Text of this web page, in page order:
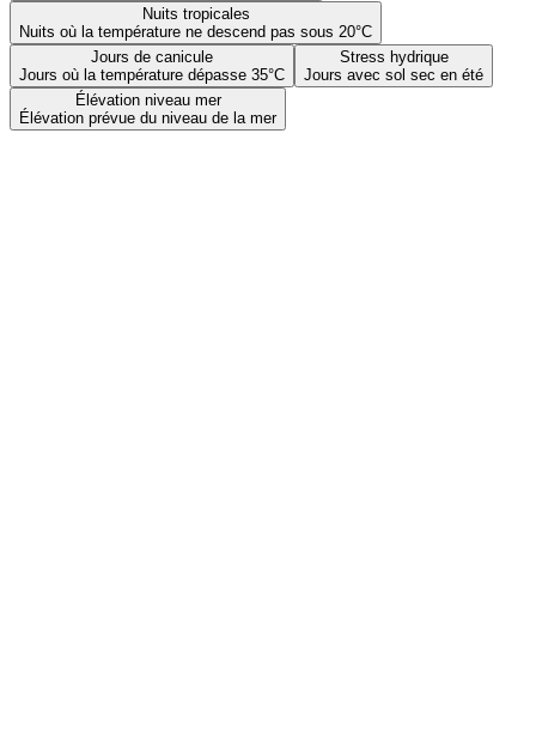
Nuits tropicales
Nuits où la température ne descend pas sous 20°C
Jours de canicule
Jours où la température dépasse 35°C
Stress hydrique
Jours avec sol sec en été
Élévation niveau mer
Élévation prévue du niveau de la mer